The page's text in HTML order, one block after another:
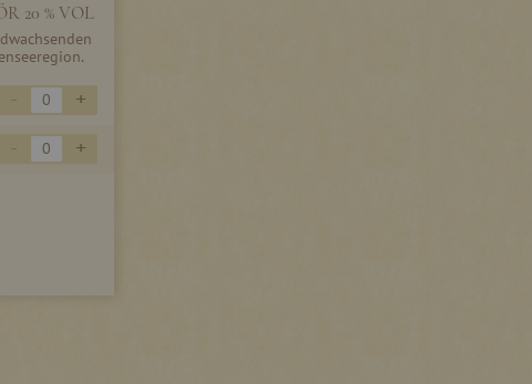
20 % VOL
- +
- +